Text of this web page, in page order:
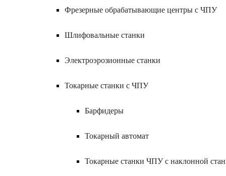
Фрезерные обрабатывающие центры с ЧПУ
Шлифовальные станки
Электроэрозионные станки
Токарные станки с ЧПУ
Барфидеры
Токарный автомат
Токарные станки ЧПУ c наклонной